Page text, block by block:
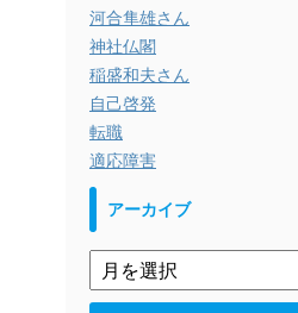
河合隼雄さん
神社仏閣
稲盛和夫さん
自己啓発
転職
適応障害
アーカイブ